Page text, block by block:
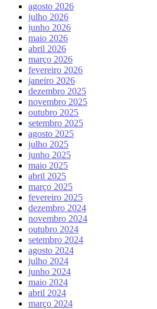
agosto 2026
julho 2026
junho 2026
maio 2026
abril 2026
março 2026
fevereiro 2026
janeiro 2026
dezembro 2025
novembro 2025
outubro 2025
setembro 2025
agosto 2025
julho 2025
junho 2025
maio 2025
abril 2025
março 2025
fevereiro 2025
dezembro 2024
novembro 2024
outubro 2024
setembro 2024
agosto 2024
julho 2024
junho 2024
maio 2024
abril 2024
março 2024